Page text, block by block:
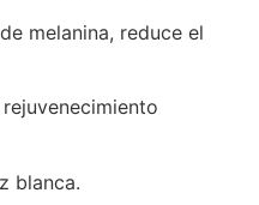
melanina, reduce el
blanca.